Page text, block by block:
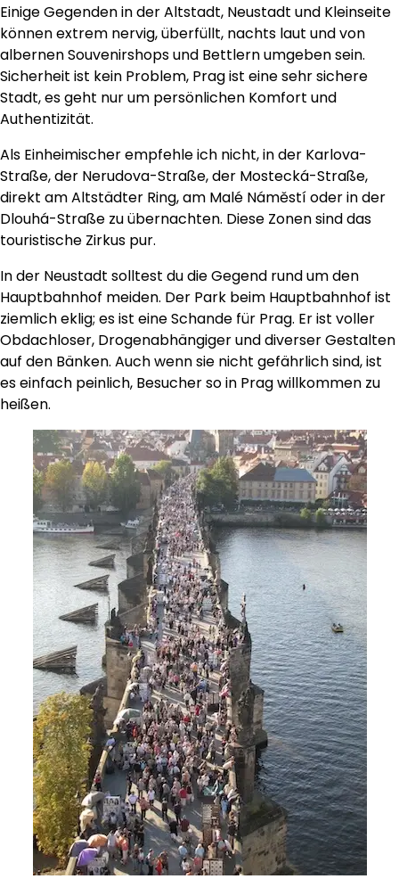
Einige Gegenden in der Altstadt, Neustadt und Kleinseite
können extrem nervig, überfüllt, nachts laut und von
albernen Souvenirshops und Bettlern umgeben sein.
Sicherheit ist kein Problem, Prag ist eine sehr sichere
Stadt, es geht nur um persönlichen Komfort und
Authentizität.
Als Einheimischer empfehle ich nicht, in der Karlova-
Straße, der Nerudova-Straße, der Mostecká-Straße,
direkt am Altstädter Ring, am Malé Náměstí oder in der
Dlouhá-Straße zu übernachten. Diese Zonen sind das
touristische Zirkus pur.
In der Neustadt solltest du die Gegend rund um den
Hauptbahnhof meiden. Der Park beim Hauptbahnhof ist
ziemlich eklig; es ist eine Schande für Prag. Er ist voller
Obdachloser, Drogenabhängiger und diverser Gestalten
auf den Bänken. Auch wenn sie nicht gefährlich sind, ist
es einfach peinlich, Besucher so in Prag willkommen zu
heißen.